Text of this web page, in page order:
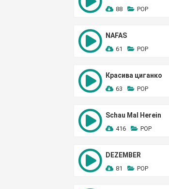
88 POP
NAFAS
61 POP
Красива циганко
63 POP
Schau Mal Herein
416 POP
DEZEMBER
81 POP